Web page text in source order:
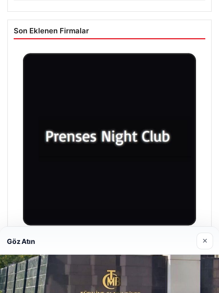
Son Eklenen Firmalar
Prenses Night Club
29/04/2026
Göz Atın ×